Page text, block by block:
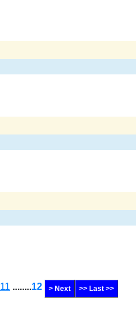
11 ........12 > Next >> Last >>